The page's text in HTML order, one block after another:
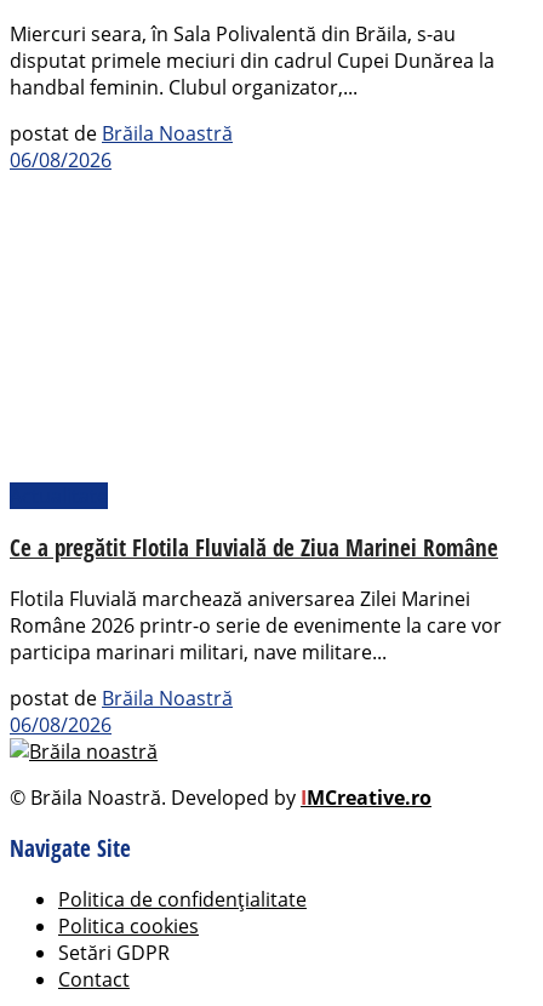
Miercuri seara, în Sala Polivalentă din Brăila, s-au
disputat primele meciuri din cadrul Cupei Dunărea la
handbal feminin. Clubul organizator,...
postat de Brăila Noastră
06/08/2026
Ce a pregătit Flotila Fluvială de Ziua Marinei Române
Flotila Fluvială marchează aniversarea Zilei Marinei
Române 2026 printr-o serie de evenimente la care vor
participa marinari militari, nave militare...
postat de Brăila Noastră
06/08/2026
© Brăila Noastră. Developed by IMCreative.ro
Navigate Site
Politica de confidențialitate
Politica cookies
Setări GDPR
Contact